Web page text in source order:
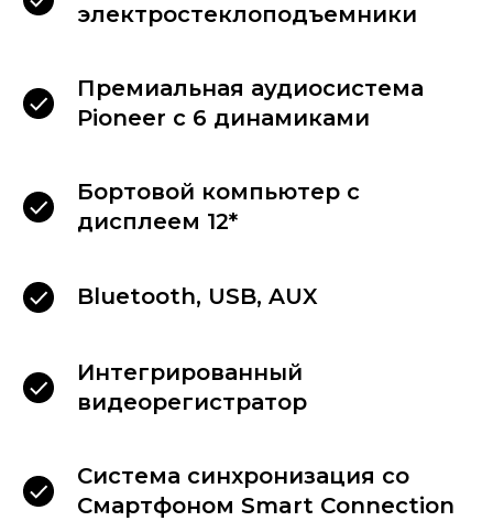
электростеклоподъемники
Премиальная аудиосистема
Pioneer с 6 динамиками
Бортовой компьютер с
дисплеем 12*
Bluetooth, USB, AUX
Интегрированный
видеорегистратор
Система синхронизация со
Смартфоном Smart Connection
Для Вашего комфорта,